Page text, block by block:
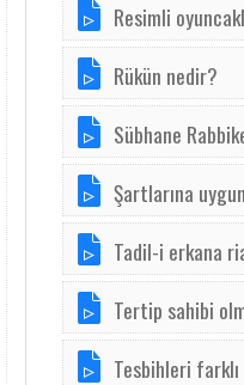
Resimli
Rükün nedir?
Sübhane
Şartlarına
Tadil-i erkana
Tertip sahibi
Tesbihleri farklı